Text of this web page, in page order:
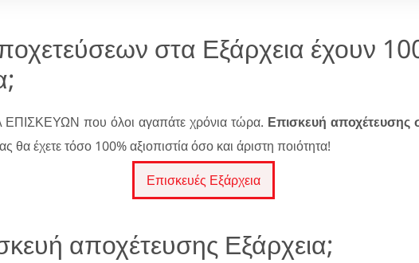
στα Εξάρχεια έχουν
ΕΠΙΣΚΕΥΩΝ που όλοι αγαπάτε χρόνια τώρα. Επισκευή αποχέτευσης
θα έχετε τόσο 100% αξιοπιστία όσο και άριστη ποιότητα!
Επισκευές Εξάρχεια
αποχέτευσης Εξάρχεια;